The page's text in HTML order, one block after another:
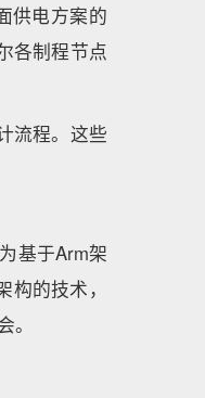
供电方案的
各制程节点
流程。这些
基于Arm架
的技术，